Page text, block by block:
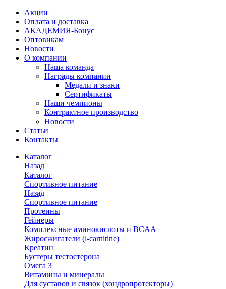
Акции
Оплата и доставка
АКАДЕМИЯ-Бонус
Оптовикам
Новости
О компании
Наша команда
Награды компании
Медали и знаки
Сертификаты
Наши чемпионы
Контрактное производство
Новости
Статьи
Контакты
Каталог
Назад
Каталог
Спортивное питание
Назад
Спортивное питание
Протеины
Гейнеры
Комплексные аминокислоты и BCAA
Жиросжигатели (l-carnitine)
Креатин
Бустеры тестостерона
Омега 3
Витамины и минералы
Для суставов и связок (хондропротекторы)